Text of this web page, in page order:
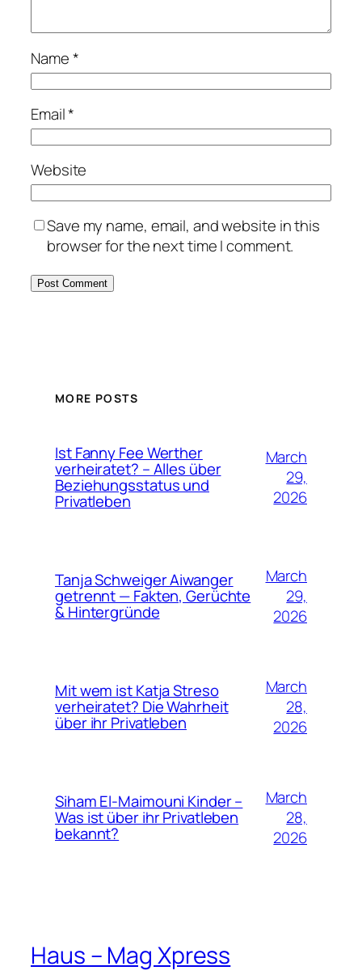
Name*
Email*
Website
Save my name, email, and website in this
browser for the next time I comment.
MORE POSTS
Ist Fanny Fee Werther
verheiratet? – Alles über
Beziehungsstatus und
Privatleben
March
29,
2026
Tanja Schweiger Aiwanger
getrennt — Fakten, Gerüchte
& Hintergründe
March
29,
2026
Mit wem ist Katja Streso
verheiratet? Die Wahrheit
über ihr Privatleben
March
28,
2026
Siham El-Maimouni Kinder –
Was ist über ihr Privatleben
bekannt?
March
28,
2026
Haus – Mag Xpress